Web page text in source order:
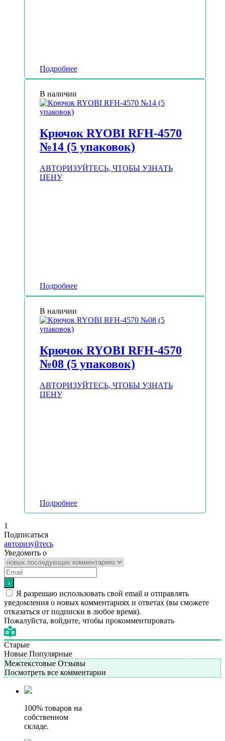
Подробнее
В наличии
Крючок RYOBI RFH-4570
№14 (5 упаковок)
АВТОРИЗУЙТЕСЬ, ЧТОБЫ УЗНАТЬ
ЦЕНУ
Подробнее
В наличии
Крючок RYOBI RFH-4570
№08 (5 упаковок)
АВТОРИЗУЙТЕСЬ, ЧТОБЫ УЗНАТЬ
ЦЕНУ
Подробнее
1
Подписаться
авторизуйтесь
Уведомить о
Я разрешаю использовать свой email и отправлять
уведомления о новых комментариях и ответах (вы cможете
отказаться от подписки в любое время).
Пожалуйста, войдите, чтобы прокомментировать
Старые
Новые Популярные
Межтекстовые Отзывы
Посмотреть все комментарии
100% товаров на
собственном
складе.